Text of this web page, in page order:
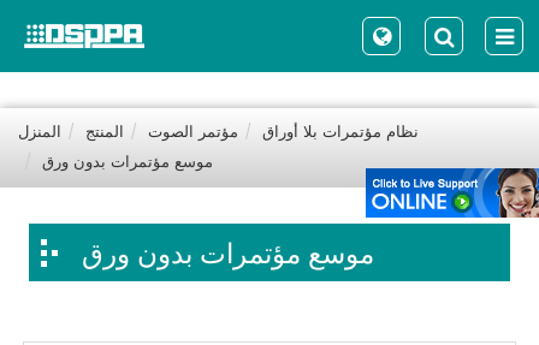
المنزل المنتج مؤتمر الصوت
نظام مؤتمرات بلا أوراق
موسع مؤتمرات بدون ورق
موسع مؤتمرات بدون ورق